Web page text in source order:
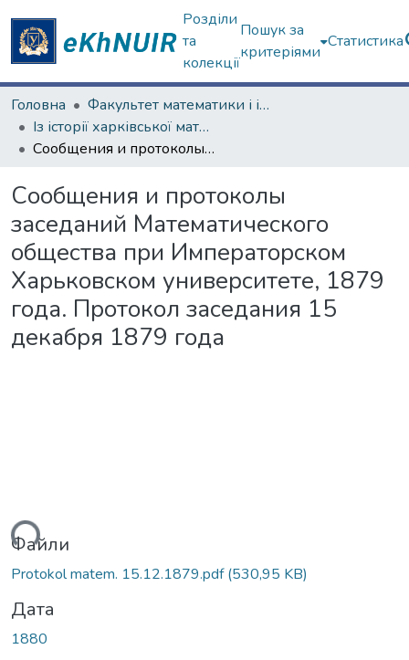
Розділи
та
колекції
Пошук за
критеріями
Статистика
Головна
Факультет математики і інформатики
Із історії харківської математичної школи
Сообщения и протоколы заседаний Mатематического общества при Императорском Харьковском университете, 1879 года. Протокол заседания 15 декабря 1879 года
Сообщения и протоколы
заседаний Mатематического
общества при Императорском
Харьковском университете, 1879
года. Протокол заседания 15
декабря 1879 года
Файли
Protokol matem. 15.12.1879.pdf(530,95 KB)
Дата
1880